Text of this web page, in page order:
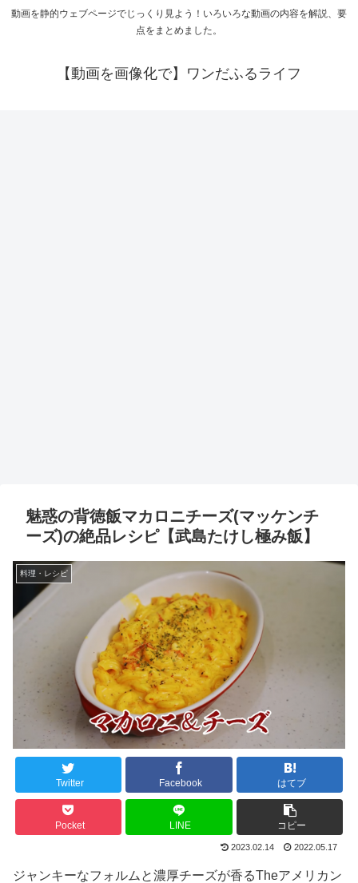
動画を静的ウェブページでじっくり見よう！いろいろな動画の内容を解説、要
点をまとめました。
【動画を画像化で】ワンだふるライフ
魅惑の背徳飯マカロニチーズ(マッケンチ
ーズ)の絶品レシピ【武島たけし極み飯】
料理・レシピ
Twitter Facebook はてブ
Pocket LINE コピー
2023.02.14 2022.05.17
ジャンキーなフォルムと濃厚チーズが香るTheアメリカン